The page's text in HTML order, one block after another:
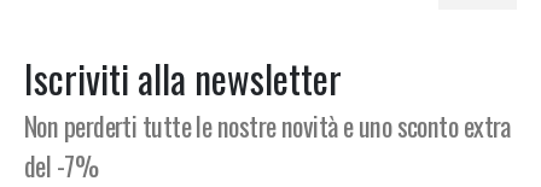
Iscriviti alla newsletter
Non perderti tutte le nostre novità e uno sconto extra
del -7%